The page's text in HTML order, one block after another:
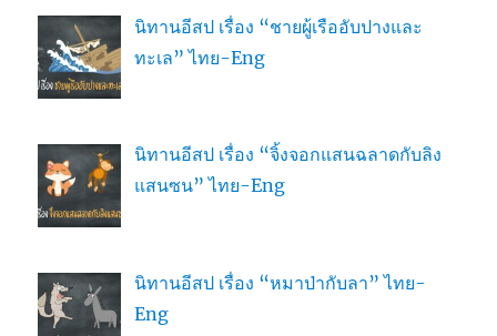
นิทานอีสป เรื่อง “ชายผู้เรืออับปางและ
ทะเล” ไทย-Eng
นิทานอีสป เรื่อง “จิ้งจอกแสนฉลาดกับลิง
แสนซน” ไทย-Eng
นิทานอีสป เรื่อง “หมาป่ากับลา” ไทย-
Eng